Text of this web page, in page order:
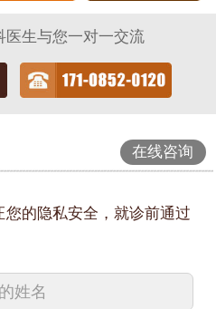
医生与您一对一交流
在线咨询
的隐私安全，就诊前通过